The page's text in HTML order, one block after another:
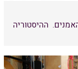
ההיסטוריה